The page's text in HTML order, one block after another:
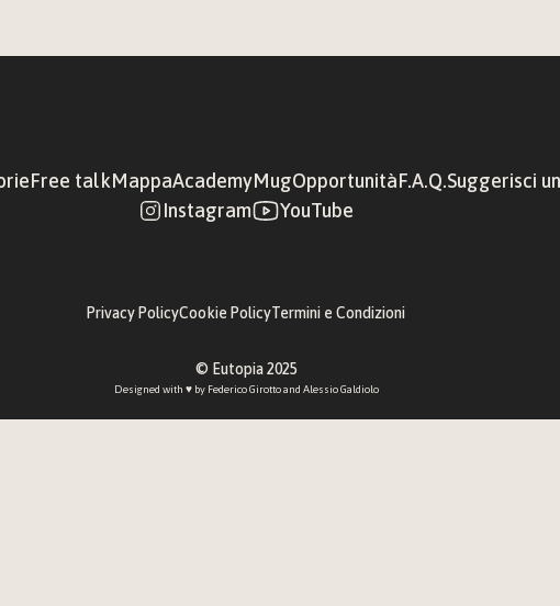
Free talkMappaAcademyMugOpportunitàF.A.Q.Suggerisci
Instagram
YouTube
Privacy PolicyCookie PolicyTermini e Condizioni
© Eutopia 2025
Designed with ♥︎ by Federico Girotto and Alessio Galdiolo